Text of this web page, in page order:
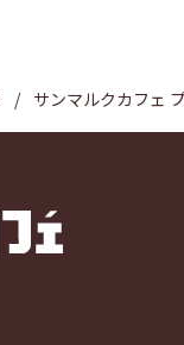
サンマルクカフェ